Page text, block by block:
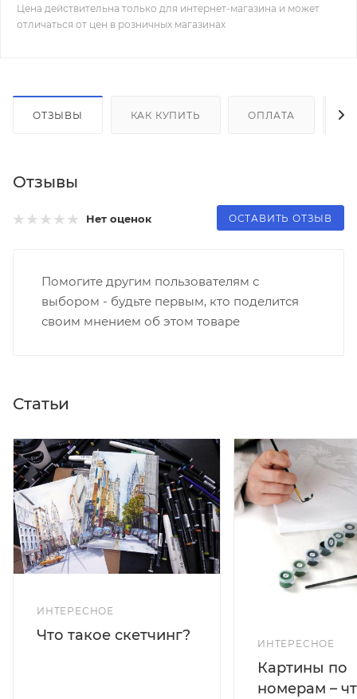
Цена действительна только для интернет-магазина и может
отличаться от цен в розничных магазинах
ОТЗЫВЫ КАК КУПИТЬ ОПЛАТА
Отзывы
Нет оценок ОСТАВИТЬ ОТЗЫВ
Помогите другим пользователям с
выбором - будьте первым, кто поделится
своим мнением об этом товаре
Статьи
ИНТЕРЕСНОЕ
Что такое скетчинг?
ИНТЕРЕСНОЕ
Картины по
номерам –